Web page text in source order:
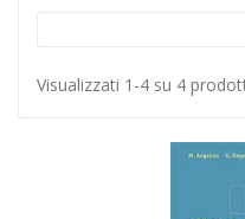
Visualizzati 1-4 su 4